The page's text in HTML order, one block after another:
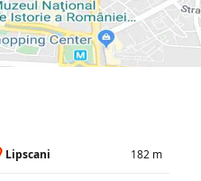
Lipscani 182 m